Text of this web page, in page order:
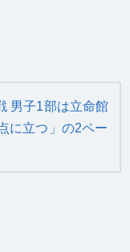
男子1部は立命館
に立つ」の2ペー